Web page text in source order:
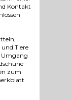
Kontakt
Tiere
Umgang
zum